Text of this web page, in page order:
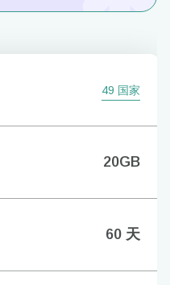
49 国家
20GB
60 天